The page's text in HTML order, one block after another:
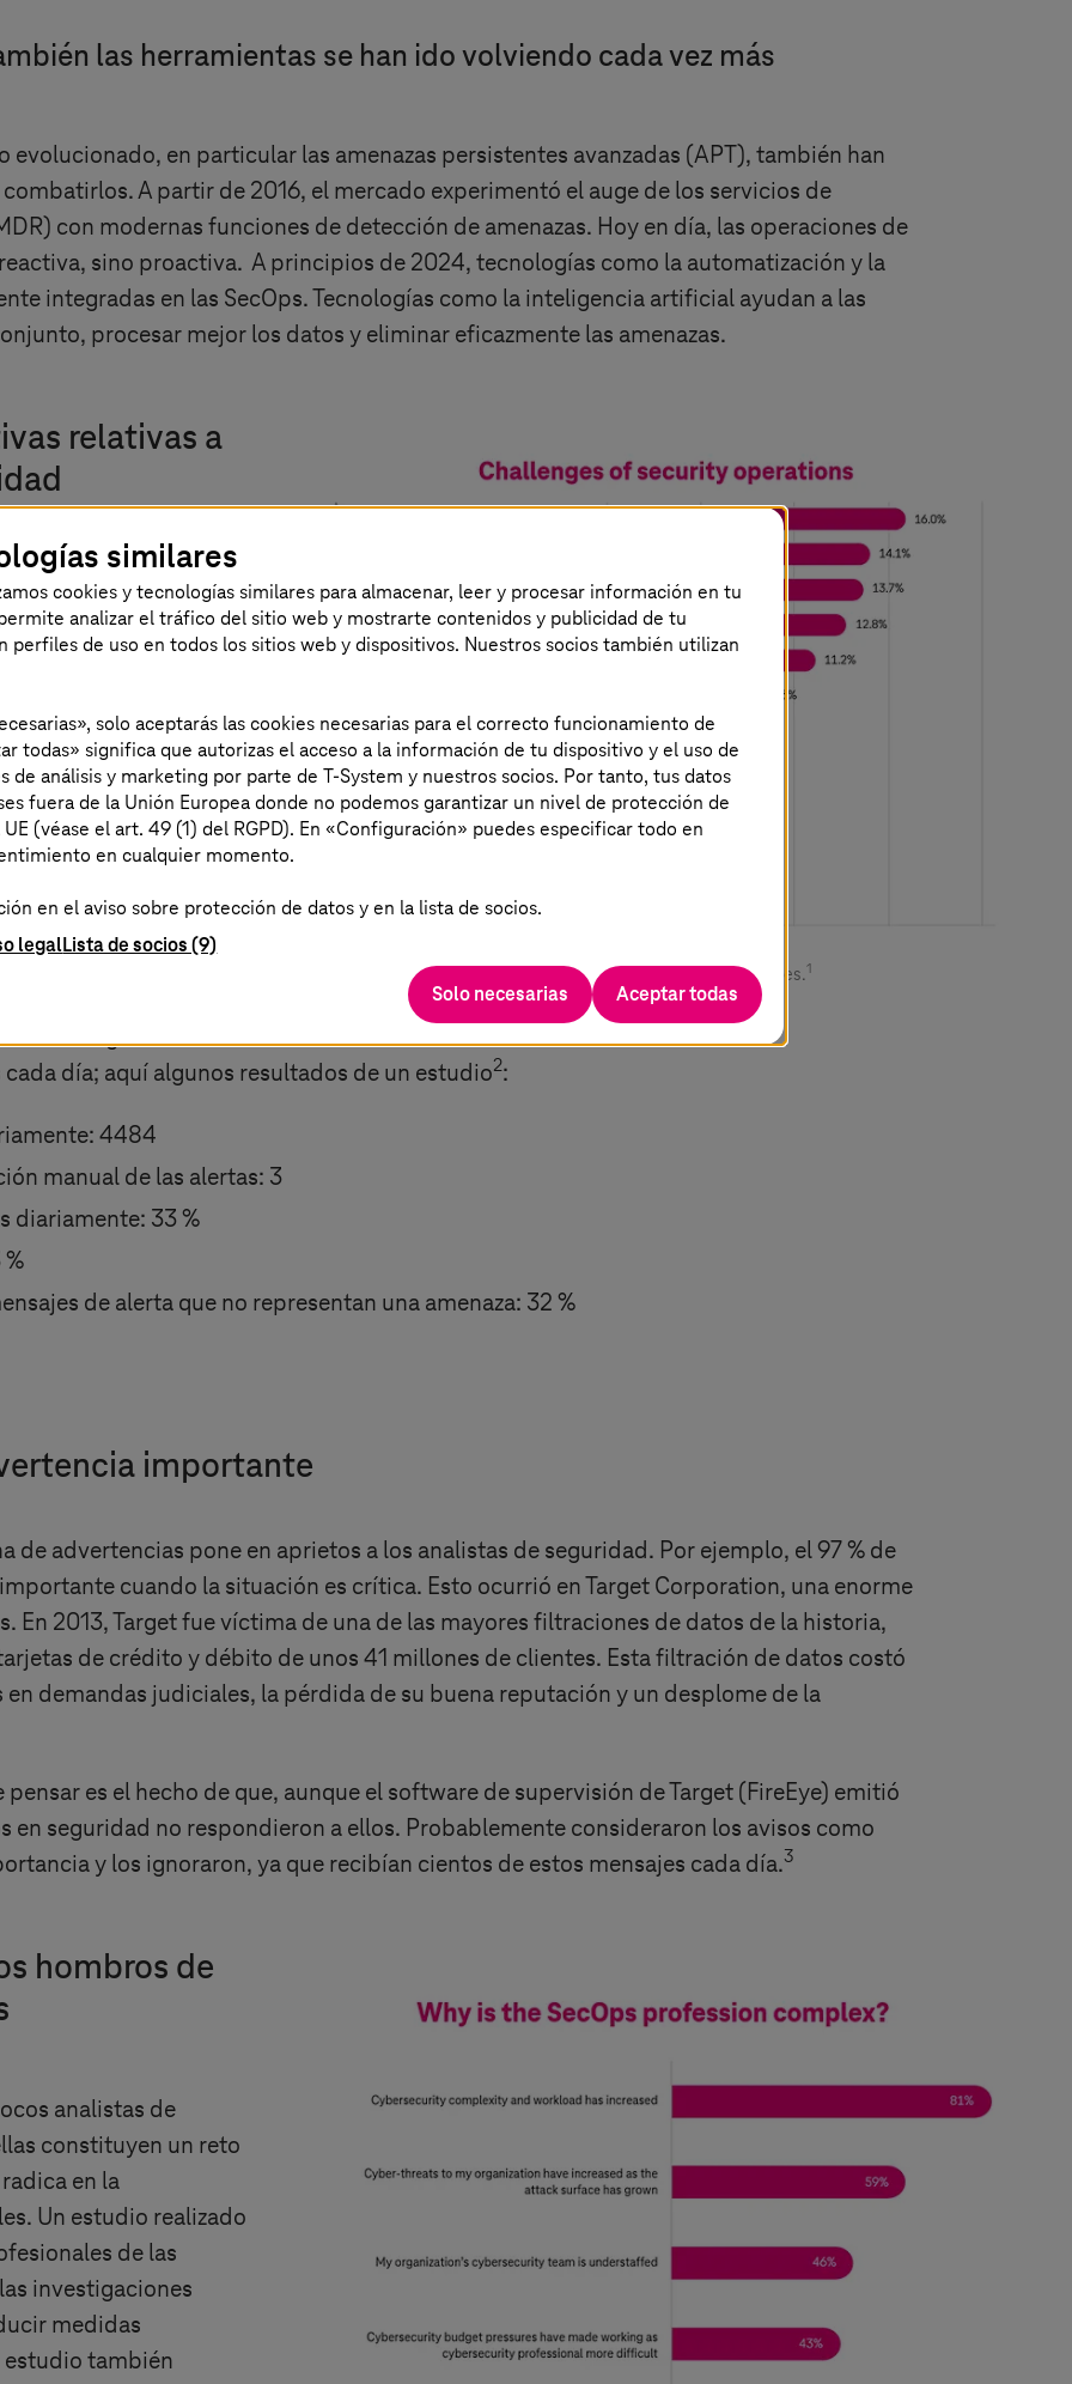
las herramientas se han ido volviendo cada vez más
evolucionado, en particular las amenazas persistentes avanzadas (APT), también han
A partir de 2016, el mercado experimentó el auge de los servicios de
con modernas funciones de detección de amenazas. Hoy en día, las operaciones de
sino proactiva. A principios de 2024, tecnologías como la automatización y la
integradas en las SecOps. Tecnologías como la inteligencia artificial ayudan a las
procesar mejor los datos y eliminar eficazmente las amenazas.
relativas a
He aquí algunos retos para las operaciones de seguridad tradicionales.1
(SOC) moderno
sino también
información y
obsoletos, los
demasiados retos
constante de
contexto es siempre
basan
sobre amenazas
la avalancha de
de contexto
los riesgos.
día; aquí algunos resultados de un estudio2:
4484
manual de las alertas: 3
diariamente: 33 %
de alerta que no representan una amenaza: 32 %
importante
de advertencias pone en aprietos a los analistas de seguridad. Por ejemplo, el 97 % de
cuando la situación es crítica. Esto ocurrió en Target Corporation, una enorme
En 2013, Target fue víctima de una de las mayores filtraciones de datos de la historia,
de crédito y débito de unos 41 millones de clientes. Esta filtración de datos costó
en demandas judiciales, la pérdida de su buena reputación y un desplome de la
es el hecho de que, aunque el software de supervisión de Target (FireEye) emitió
en seguridad no respondieron a ellos. Probablemente consideraron los avisos como
y los ignoraron, ya que recibían cientos de estos mensajes cada día.3
hombros de
analistas de
constituyen un reto
en la
Un estudio realizado
de las
investigaciones
medidas
estudio también
similares
cookies y tecnologías similares para almacenar, leer y procesar información en tu
analizar el tráfico del sitio web y mostrarte contenidos y publicidad de tu
perfiles de uso en todos los sitios web y dispositivos. Nuestros socios también utilizan
solo aceptarás las cookies necesarias para el correcto funcionamiento de
todas» significa que autorizas el acceso a la información de tu dispositivo y el uso de
de análisis y marketing por parte de T-System y nuestros socios. Por tanto, tus datos
fuera de la Unión Europea donde no podemos garantizar un nivel de protección de
(véase el art. 49 (1) del RGPD). En «Configuración» puedes especificar todo en
en cualquier momento.
en el aviso sobre protección de datos y en la lista de socios.
legalLista de socios (9)
Solo necesarias Aceptar todas